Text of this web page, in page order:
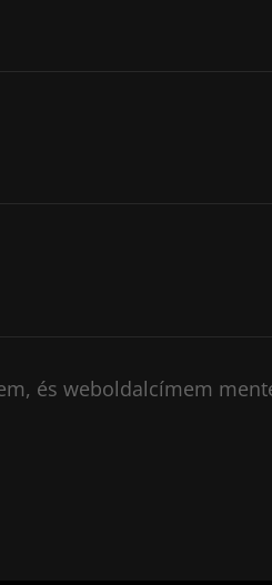
és weboldalcímem